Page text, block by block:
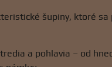
šupiny, ktoré
a pohlavia – od